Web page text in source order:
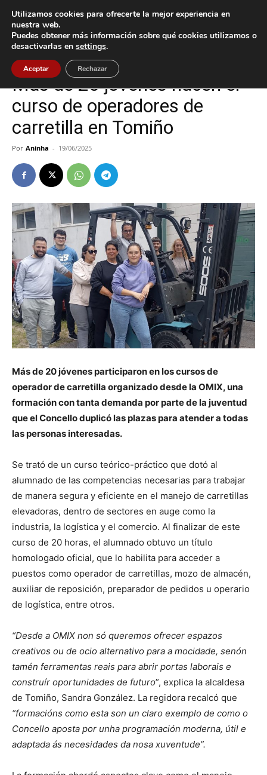
Inicio Cultura / Ocio
Cultura / Ocio Tomiño
Más de 20 jóvenes hacen el
curso de operadores de
carretilla en Tomiño
Por Aninha - 19/06/2025
Más de 20 jóvenes participaron en los cursos de
operador de carretilla organizado desde la OMIX, una
formación con tanta demanda por parte de la juventud
que el Concello duplicó las plazas para atender a todas
las personas interesadas.
Se trató de un curso teórico-práctico que dotó al
alumnado de las competencias necesarias para trabajar
de manera segura y eficiente en el manejo de carretillas
elevadoras, dentro de sectores en auge como la
industria, la logística y el comercio. Al finalizar de este
curso de 20 horas, el alumnado obtuvo un título
homologado oficial, que lo habilita para acceder a
puestos como operador de carretillas, mozo de almacén,
auxiliar de reposición, preparador de pedidos u operario
de logística, entre otros.
“Desde a OMIX non só queremos ofrecer espazos
creativos ou de ocio alternativo para a mocidade, senón
tamén ferramentas reais para abrir portas laborais e
construír oportunidades de futuro”, explica la alcaldesa
de Tomiño, Sandra González. La regidora recalcó que
“formacións como esta son un claro exemplo de como o
Concello aposta por unha programación moderna, útil e
adaptada ás necesidades da nosa xuventude”.
Utilizamos cookies para ofrecerte la mejor experiencia en
nuestra web.
Puedes obtener más información sobre qué cookies utilizamos o
desactivarlas en settings.
Aceptar Rechazar